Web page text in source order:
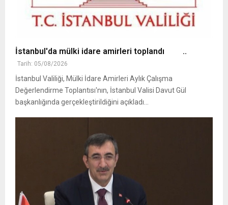
İstanbul'da mülki idare amirleri toplandı ..
Tarih: 05/08/2026
İstanbul Valiliği, Mülki İdare Amirleri Aylık Çalışma
Değerlendirme Toplantısı'nın, İstanbul Valisi Davut Gül
başkanlığında gerçekleştirildiğini açıkladı...